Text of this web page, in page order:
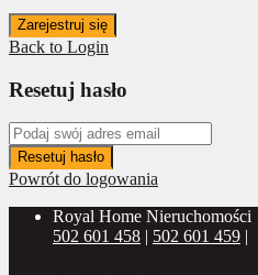
Zarejestruj się
Back to Login
Resetuj hasło
Resetuj hasło
Powrót do logowania
Royal Home Nieruchomości
502 601 458 | 502 601 459 |